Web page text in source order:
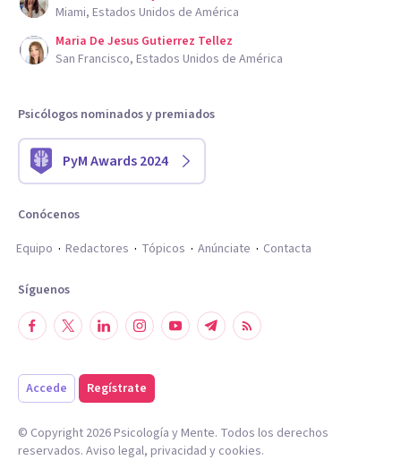
Miami, Estados Unidos de América
Maria De Jesus Gutierrez Tellez
San Francisco, Estados Unidos de América
Psicólogos nominados y premiados
PyM Awards 2024
Conócenos
Equipo
Redactores Tópicos Anúnciate Contacta
Síguenos
Accede Regístrate
© Copyright 2026Psicología y Mente. Todos los derechos
reservados. Aviso legal, privacidad y cookies.